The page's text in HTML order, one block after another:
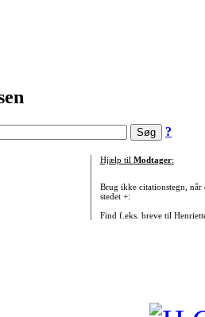
?
Hjælp til Modtager:
Brug ikke citationstegn, når
stedet +:
Find f.eks. breve til